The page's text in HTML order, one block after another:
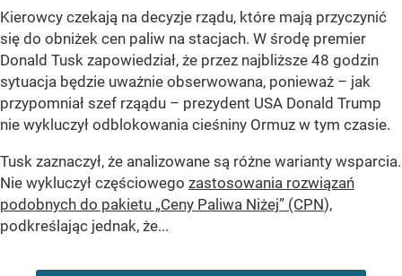
Kierowcy czekają na decyzje rządu, które mają przyczynić
się do obniżek cen paliw na stacjach. W środę premier
Donald Tusk zapowiedział, że przez najbliższe 48 godzin
sytuacja będzie uważnie obserwowana, ponieważ – jak
przypomniał szef rząądu – prezydent USA Donald Trump
nie wykluczył odblokowania cieśniny Ormuz w tym czasie.
Tusk zaznaczył, że analizowane są różne warianty wsparcia.
Nie wykluczył częściowego zastosowania rozwiązań
podobnych do pakietu „Ceny Paliwa Niżej” (CPN),
podkreślając jednak, że...